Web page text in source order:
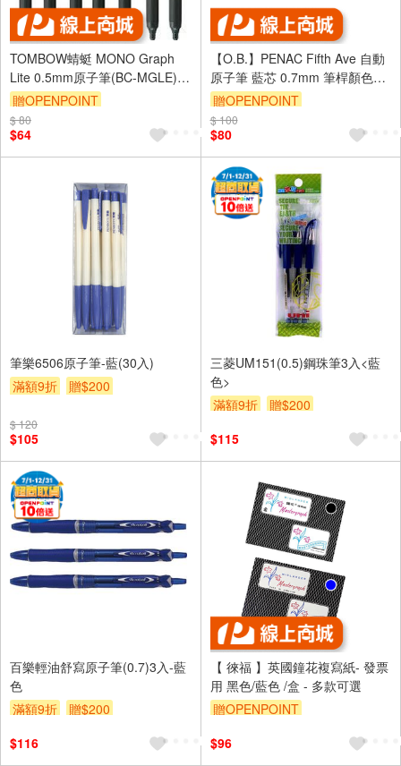
TOMBOW蜻蜓 MONO Graph
Lite 0.5mm原子筆(BC-MGLE)藍
色-黑墨水
贈OPENPOINT
$ 80
$64
【O.B.】PENAC Fifth Ave 自動
原子筆 藍芯 0.7mm 筆桿顏色隨
機 /支 BB0701
贈OPENPOINT
$ 100
$80
筆樂6506原子筆-藍(30入)
滿額9折
贈$200
$ 120
$105
三菱UM151(0.5)鋼珠筆3入<藍
色>
滿額9折
贈$200
$115
百樂輕油舒寫原子筆(0.7)3入-藍
色
滿額9折
贈$200
$116
【 徠福 】英國鐘花複寫紙- 發票
用 黑色/藍色 /盒 - 多款可選
贈OPENPOINT
$96